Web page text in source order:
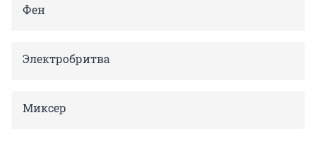
Фен
Электробритва
Миксер